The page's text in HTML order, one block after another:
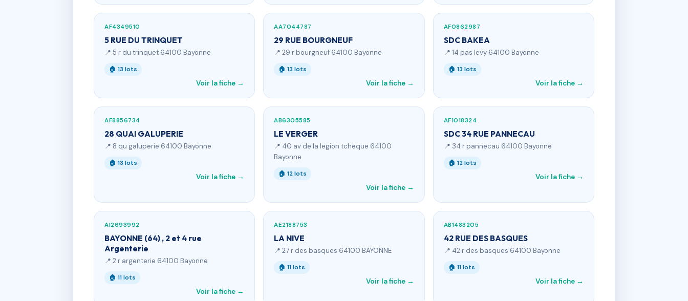
AF4349510
5 RUE DU TRINQUET
📍 5 r du trinquet 64100 Bayonne
🏠 13 lots
Voir la fiche →
AA7044787
29 RUE BOURGNEUF
📍 29 r bourgneuf 64100 Bayonne
🏠 13 lots
Voir la fiche →
AF0862987
SDC BAKEA
📍 14 pas levy 64100 Bayonne
🏠 13 lots
Voir la fiche →
AF8856734
28 QUAI GALUPERIE
📍 8 qu galuperie 64100 Bayonne
🏠 13 lots
Voir la fiche →
AB6305585
LE VERGER
📍 40 av de la legion tcheque 64100
Bayonne
🏠 12 lots
Voir la fiche →
AF1018324
SDC 34 RUE PANNECAU
📍 34 r pannecau 64100 Bayonne
🏠 12 lots
Voir la fiche →
AI2693992
BAYONNE (64) , 2 et 4 rue
Argenterie
📍 2 r argenterie 64100 Bayonne
🏠 11 lots
Voir la fiche →
AE2188753
LA NIVE
📍 27 r des basques 64100 BAYONNE
🏠 11 lots
Voir la fiche →
AB1483205
42 RUE DES BASQUES
📍 42 r des basques 64100 Bayonne
🏠 11 lots
Voir la fiche →